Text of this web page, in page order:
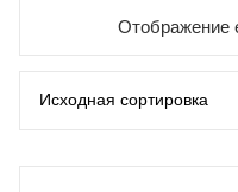
Отображение